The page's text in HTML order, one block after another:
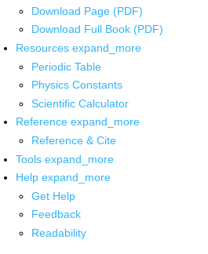
Download Page (PDF)
Download Full Book (PDF)
Resources expand_more
Periodic Table
Physics Constants
Scientific Calculator
Reference expand_more
Reference & Cite
Tools expand_more
Help expand_more
Get Help
Feedback
Readability